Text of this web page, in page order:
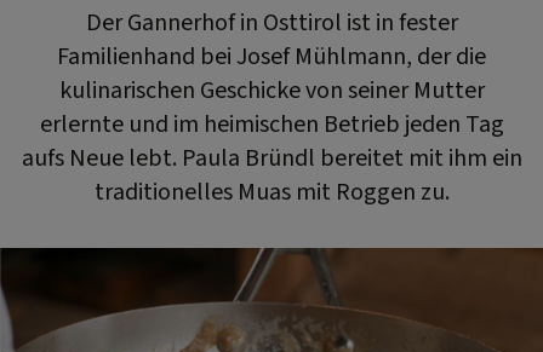
Der Gannerhof in Osttirol ist in fester
Familienhand bei Josef Mühlmann, der die
kulinarischen Geschicke von seiner Mutter
erlernte und im heimischen Betrieb jeden Tag
aufs Neue lebt. Paula Bründl bereitet mit ihm ein
traditionelles Muas mit Roggen zu.